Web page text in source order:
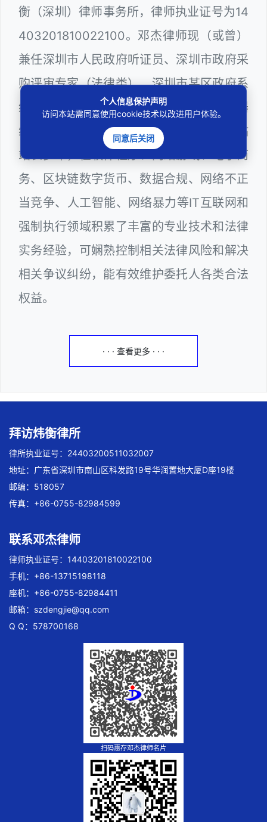
衡（深圳）律师事务所，律师执业证号为14
403201810022100。邓杰律师现（或曾）
兼任深圳市人民政府听证员、深圳市政府采
购评审专家（法律类），深圳市某区政府系
统公职律师、WEB前端开发和 WEB服务器
维护工程师、计算机信息网络安全员和网站
站长多年，在软件程序、网络游戏、电子商
务、区块链数字货币、数据合规、网络不正
当竞争、人工智能、网络暴力等IT互联网和
强制执行领域积累了丰富的专业技术和法律
实务经验，可娴熟控制相关法律风险和解决
相关争议纠纷，能有效维护委托人各类合法
权益。
· · · 查看更多 · · ·
拜访炜衡律所
律所执业证号：24403200511032007
地址：广东省深圳市南山区科发路19号华润置地大厦D座19楼
邮编：518057
传真：+86-0755-82984599
联系邓杰律师
律师执业证号：14403201810022100
手机：+86-13715198118
座机：+86-0755-82984411
邮箱： szdengjie@qq.com
Q Q：578700168
扫码惠存邓杰律师名片
个人信息保护声明
访问本站需同意使用cookie技术以改进用户体验。
同意后关闭